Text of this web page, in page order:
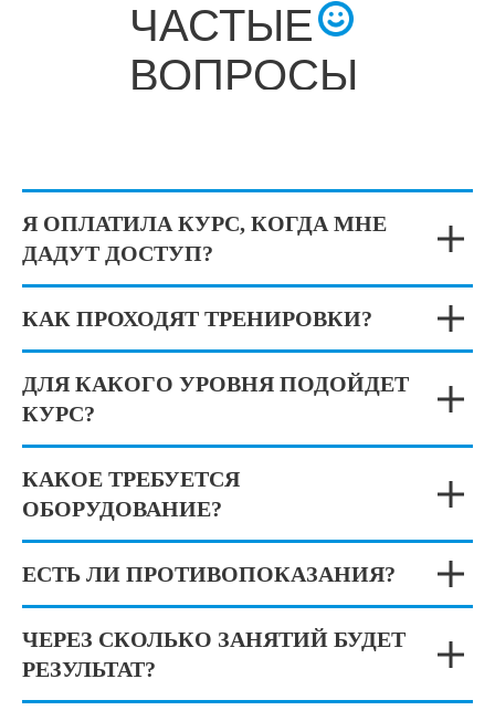
ЧАСТЫЕ
ВОПРОСЫ
Я ОПЛАТИЛА КУРС, КОГДА МНЕ
ДАДУТ ДОСТУП?
КАК ПРОХОДЯТ ТРЕНИРОВКИ?
ДЛЯ КАКОГО УРОВНЯ ПОДОЙДЕТ
КУРС?
КАКОЕ ТРЕБУЕТСЯ
ОБОРУДОВАНИЕ?
ЕСТЬ ЛИ ПРОТИВОПОКАЗАНИЯ?
ЧЕРЕЗ СКОЛЬКО ЗАНЯТИЙ БУДЕТ
РЕЗУЛЬТАТ?